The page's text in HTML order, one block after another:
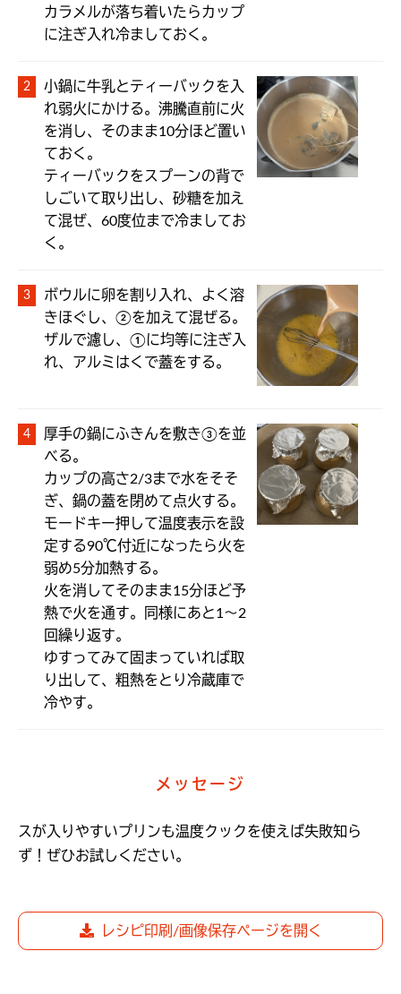
カラメルが落ち着いたらカップ
に注ぎ入れ冷ましておく。
小鍋に牛乳とティーバックを入
れ弱火にかける。沸騰直前に火
を消し、そのまま10分ほど置い
ておく。
ティーバックをスプーンの背で
しごいて取り出し、砂糖を加え
て混ぜ、60度位まで冷ましてお
く。
ボウルに卵を割り入れ、よく溶
きほぐし、②を加えて混ぜる。
ザルで濾し、①に均等に注ぎ入
れ、アルミはくで蓋をする。
厚手の鍋にふきんを敷き③を並
べる。
カップの高さ2/3まで水をそそ
ぎ、鍋の蓋を閉めて点火する。
モードキー押して温度表示を設
定する90℃付近になったら火を
弱め5分加熱する。
火を消してそのまま15分ほど予
熱で火を通す。同様にあと1～2
回繰り返す。
ゆすってみて固まっていれば取
り出して、粗熱をとり冷蔵庫で
冷やす。
メッセージ
スが入りやすいプリンも温度クックを使えば失敗知ら
レシピ印刷/画像保存ページを開く